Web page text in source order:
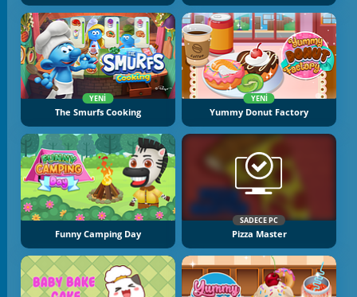
YENI
The Smurfs Cooking
YENI
Yummy Donut Factory
Funny Camping Day
SADECE PC
Pizza Master